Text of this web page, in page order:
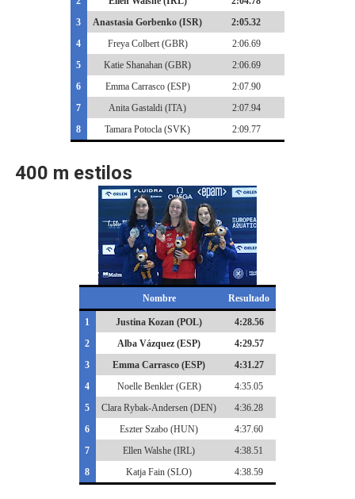
3
Anastasia Gorbenko (ISR)
2:05.32
4
Freya Colbert (GBR)
2:06.69
5
Katie Shanahan (GBR)
2:06.69
6
Emma Carrasco (ESP)
2:07.90
7
Anita Gastaldi (ITA)
2:07.94
8
Tamara Potocla (SVK) 2:09.77
400 m estilos
Nombre Resultado
1 Justina Kozan (POL)
4:28.56
2
Alba Vázquez (ESP)
4:29.57
3
Emma Carrasco (ESP)
4:31.27
4
Noelle Benkler (GER)
4:35.05
5
Clara Rybak-Andersen (DEN)
4:36.28
6
Eszter Szabo (HUN)
4:37.60
7
Ellen Walshe (IRL)
4:38.51
8
Katja Fain (SLO) 4:38.59